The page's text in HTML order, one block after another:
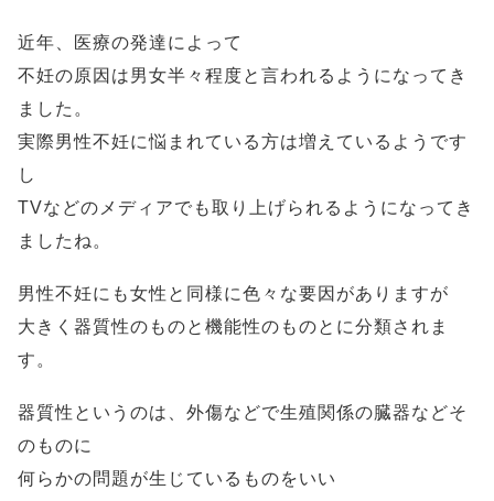
近年、医療の発達によって
不妊の原因は男女半々程度と言われるようになってき
ました。
実際男性不妊に悩まれている方は増えているようです
し
TVなどのメディアでも取り上げられるようになってき
ましたね。
男性不妊にも女性と同様に色々な要因がありますが
大きく器質性のものと機能性のものとに分類されま
す。
器質性というのは、外傷などで生殖関係の臓器などそ
のものに
何らかの問題が生じているものをいい